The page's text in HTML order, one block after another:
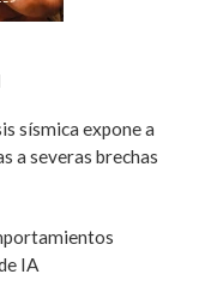
sísmica expone a
a severas brechas
IA